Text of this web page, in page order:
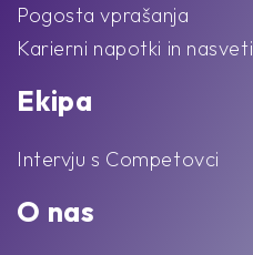
Pogosta vprašanja
Karierni napotki in nasveti
Ekipa
Intervju s Competovci
O nas